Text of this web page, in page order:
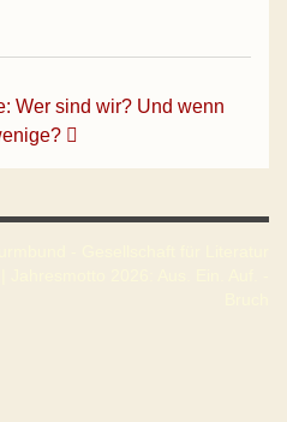
Wer sind wir? Und wenn